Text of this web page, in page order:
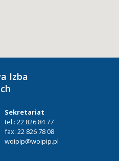
Izba
Sekretariat
tel.: 22 826 84 77
fax: 22 826 78 08
woipip@woipip.pl